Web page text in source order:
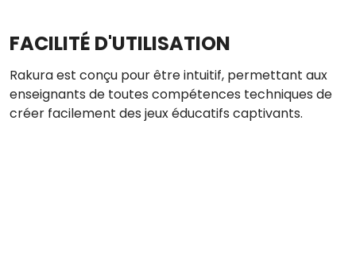
FACILITÉ D'UTILISATION
Rakura est conçu pour être intuitif, permettant aux
enseignants de toutes compétences techniques de
créer facilement des jeux éducatifs captivants.